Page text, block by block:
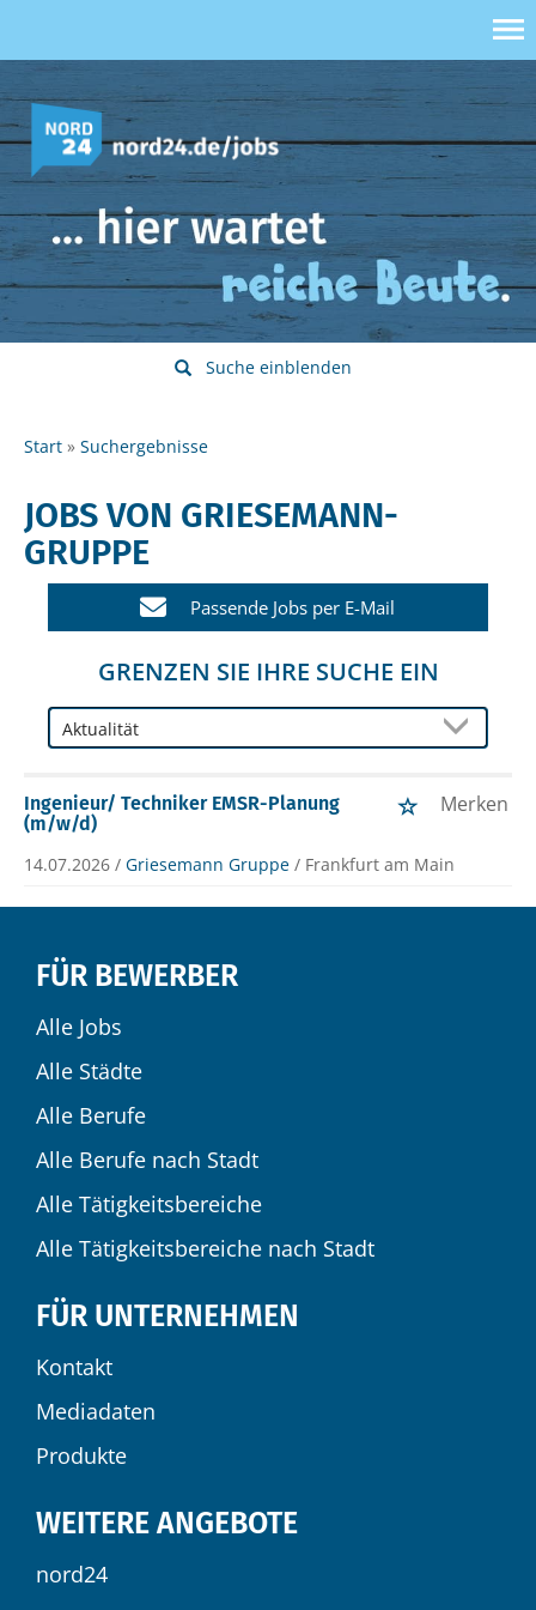
Suche einblenden
Start Suchergebnisse
JOBS VON GRIESEMANN-
GRUPPE
Passende Jobs per E-Mail
GRENZEN SIE IHRE SUCHE EIN
Ingenieur/ Techniker EMSR-Planung
(m/w/d)
Merken
14.07.2026 / Griesemann Gruppe / Frankfurt am Main
FÜR BEWERBER
Alle Jobs
Alle Städte
Alle Berufe
Alle Berufe nach Stadt
Alle Tätigkeitsbereiche
Alle Tätigkeitsbereiche nach Stadt
FÜR UNTERNEHMEN
Kontakt
Mediadaten
Produkte
WEITERE ANGEBOTE
nord24